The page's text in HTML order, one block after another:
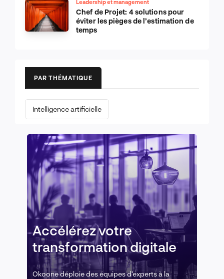
Leadership et management
Chef de Projet: 4 solutions pour
éviter les pièges de l’estimation de
temps
PAR THÉMATIQUE
Intelligence artificielle
Accélérez votre
transformation digitale
Okoone déploie des équipes d’experts à la